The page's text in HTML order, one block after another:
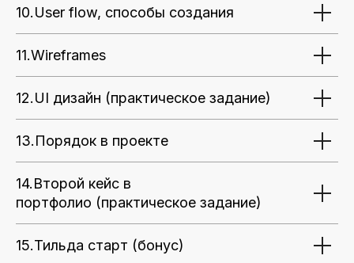
10.User flow, способы создания
11.Wireframes
12.UI дизайн (практическое задание)
13.Порядок в проекте
14.Второй кейс в
портфолио (практическое задание)
15.Тильда старт (бонус)